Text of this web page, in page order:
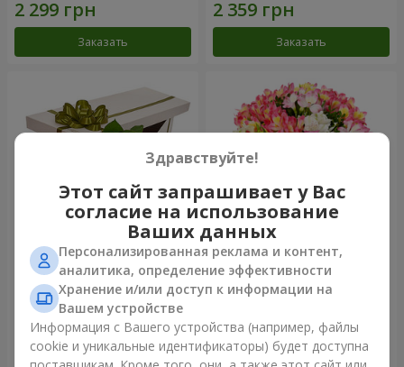
Заказать Заказать
Цветы в коробке "15
розовых роз"
2 587 грн
Заказать
Букет "Сказка для двоих!"
Заказать
Здравствуйте!
Этот сайт запрашивает у Вас
согласие на использование
Ваших данных
Персонализированная реклама и контент,
аналитика, определение эффективности
Хранение и/или доступ к информации на
Вашем устройстве
Информация с Вашего устройства (например, файлы
cookie и уникальные идентификаторы) будет доступна